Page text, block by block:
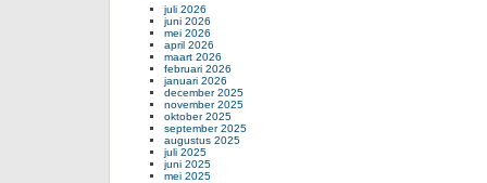
juli 2026
juni 2026
mei 2026
april 2026
maart 2026
februari 2026
januari 2026
december 2025
november 2025
oktober 2025
september 2025
augustus 2025
juli 2025
juni 2025
mei 2025